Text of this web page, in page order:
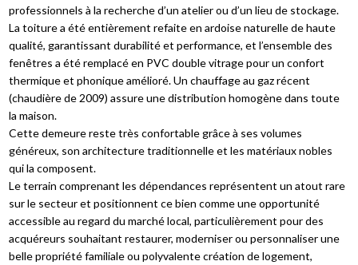
professionnels à la recherche d’un atelier ou d’un lieu de stockage.
La toiture a été entièrement refaite en ardoise naturelle de haute
qualité, garantissant durabilité et performance, et l’ensemble des
fenêtres a été remplacé en PVC double vitrage pour un confort
thermique et phonique amélioré. Un chauffage au gaz récent
(chaudière de 2009) assure une distribution homogène dans toute
la maison.
Cette demeure reste très confortable grâce à ses volumes
généreux, son architecture traditionnelle et les matériaux nobles
qui la composent.
Le terrain comprenant les dépendances représentent un atout rare
sur le secteur et positionnent ce bien comme une opportunité
accessible au regard du marché local, particulièrement pour des
acquéreurs souhaitant restaurer, moderniser ou personnaliser une
belle propriété familiale ou polyvalente création de logement,